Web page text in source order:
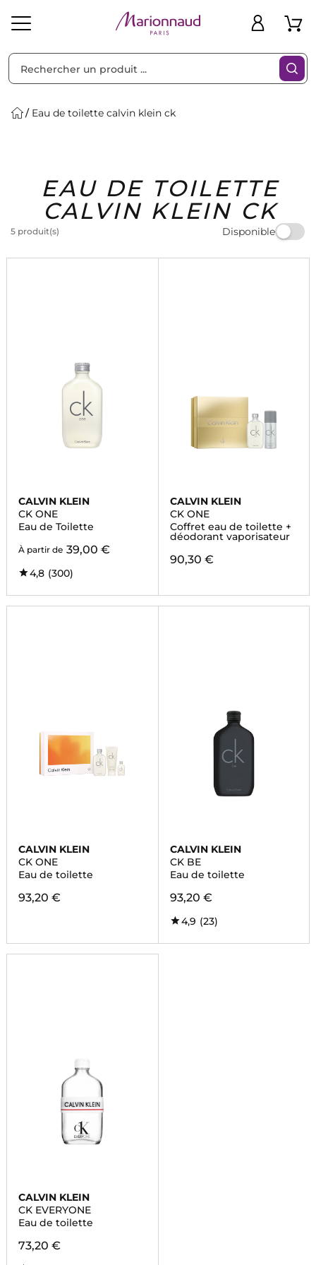
Solaire Homme Marques Idées
Cadeaux
Bons
Plans
Eau de toilette calvin klein ck
EAU DE TOILETTE
CALVIN KLEIN CK
5 produit(s) Disponible
Filtres
CALVIN KLEIN
CK ONE
Eau de Toilette
À partir de 39,00 €
4,8 (300)
CALVIN KLEIN
CK ONE
Coffret eau de toilette +
déodorant vaporisateur
90,30 €
CALVIN KLEIN
CK ONE
Eau de toilette
93,20 €
CALVIN KLEIN
CK BE
Eau de toilette
93,20 €
4,9 (23)
CALVIN KLEIN
CK EVERYONE
Eau de toilette
73,20 €